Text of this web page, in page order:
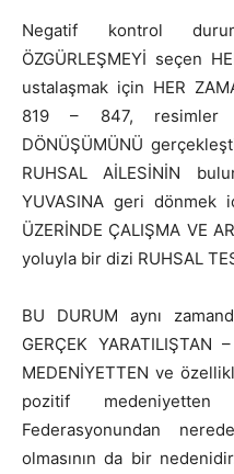
Negatif kontrol
ÖZGÜRLEŞMEYİ seçen
ustalaşmak için HER
819 – 847, resimler
DÖNÜŞÜMÜNÜ
RUHSAL AİLESİNİN
YUVASINA geri dönmek
ÜZERİNDE ÇALIŞMA VE
yoluyla bir dizi RUHSAL
BU DURUM aynı
GERÇEK YARATILIŞTAN
MEDENİYETTEN ve
pozitif
Federasyonundan
olmasının da bir